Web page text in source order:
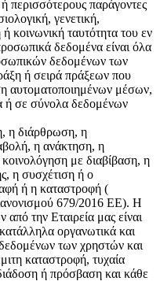
περισσότερους παράγοντες
γενετική,
κοινωνική ταυτότητα του εν
δεδομένα είναι όλα
δεδομένων των
ή σειρά πράξεων που
αυτοματοποιημένων μέσων,
ή σε σύνολα δεδομένων
η διάρθρωση, η
η ανάκτηση, η
με διαβίβαση, η
η συσχέτιση ή ο
ή η καταστροφή (
679/2016 ΕΕ). Η
την Εταιρεία μας είναι
οργανωτικά και
των χρηστών και
καταστροφή, τυχαία
ή πρόσβαση και κάθε